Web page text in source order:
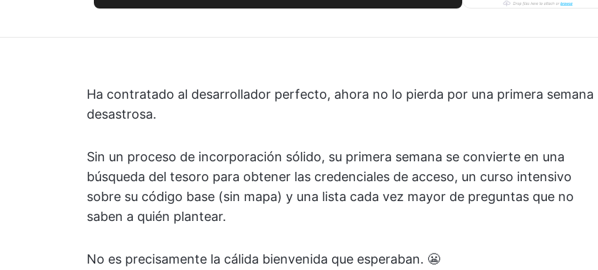
Ha contratado al desarrollador perfecto, ahora no lo pierda por una primera semana
desastrosa.
Sin un proceso de incorporación sólido, su primera semana se convierte en una
búsqueda del tesoro para obtener las credenciales de acceso, un curso intensivo
sobre su código base (sin mapa) y una lista cada vez mayor de preguntas que no
saben a quién plantear.
No es precisamente la cálida bienvenida que esperaban. 😬